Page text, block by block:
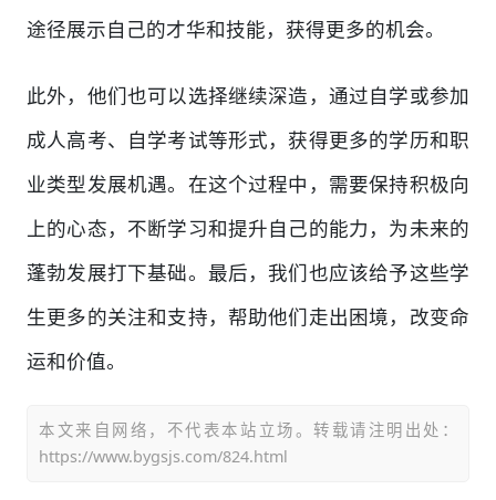
途径展示自己的才华和技能，获得更多的机会。
此外，他们也可以选择继续深造，通过自学或参加
成人高考、自学考试等形式，获得更多的学历和职
业类型发展机遇。在这个过程中，需要保持积极向
上的心态，不断学习和提升自己的能力，为未来的
蓬勃发展打下基础。最后，我们也应该给予这些学
生更多的关注和支持，帮助他们走出困境，改变命
运和价值。
本文来自网络，不代表本站立场。转载请注明出处：
https://www.bygsjs.com/824.html